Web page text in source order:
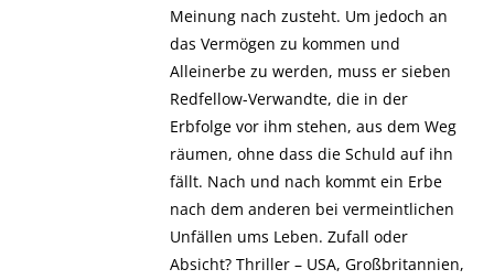
Meinung nach zusteht. Um jedoch an
das Vermögen zu kommen und
Alleinerbe zu werden, muss er sieben
Redfellow-Verwandte, die in der
Erbfolge vor ihm stehen, aus dem Weg
räumen, ohne dass die Schuld auf ihn
fällt. Nach und nach kommt ein Erbe
nach dem anderen bei vermeintlichen
Unfällen ums Leben. Zufall oder
Absicht? Thriller – USA, Großbritannien,